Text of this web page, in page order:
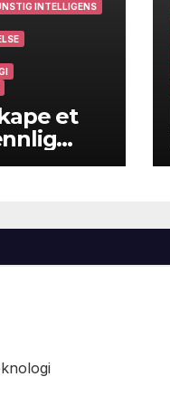
INTELLIGENS
et